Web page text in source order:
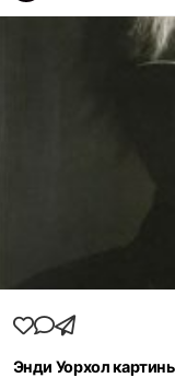
Энди Уорхол